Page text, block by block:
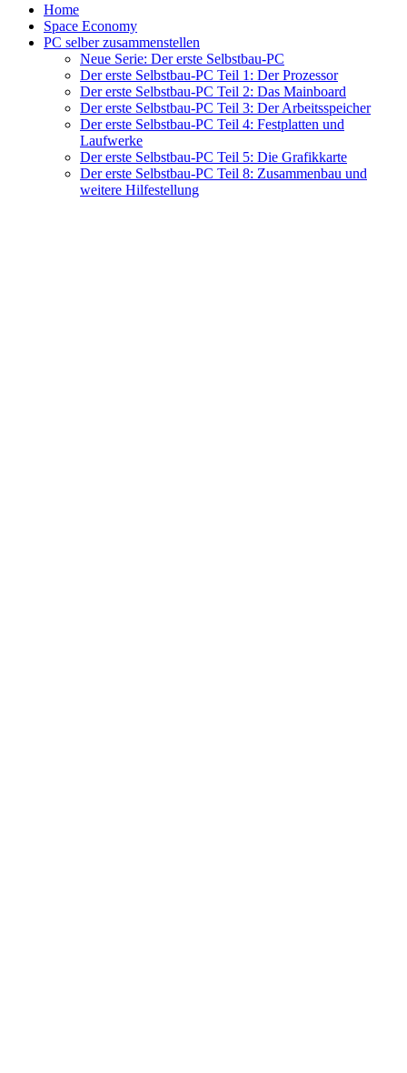
Home
Space Economy
PC selber zusammenstellen
Neue Serie: Der erste Selbstbau-PC
Der erste Selbstbau-PC Teil 1: Der Prozessor
Der erste Selbstbau-PC Teil 2: Das Mainboard
Der erste Selbstbau-PC Teil 3: Der Arbeitsspeicher
Der erste Selbstbau-PC Teil 4: Festplatten und
Laufwerke
Der erste Selbstbau-PC Teil 5: Die Grafikkarte
Der erste Selbstbau-PC Teil 8: Zusammenbau und
weitere Hilfestellung